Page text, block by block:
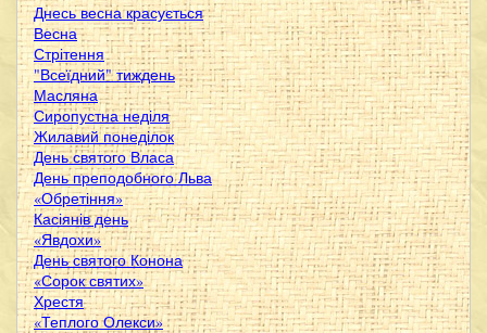
Днесь весна красується
Весна
Стрітення
"Всеїдний" тиждень
Масляна
Сиропустна неділя
Жилавий понеділок
День святого Власа
День преподобного Льва
«Обретіння»
Касіянів день
«Явдохи»
День святого Конона
«Сорок святих»
Хрестя
«Теплого Олекси»